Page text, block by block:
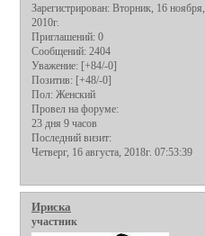
Зарегистрирован: Вторник, 16 ноября,
2010г.
Приглашений: 0
Сообщений: 2404
Уважение: [+84/-0]
Позитив: [+48/-0]
Пол: Женский
Провел на форуме:
23 дня 9 часов
Последний визит:
Четверг, 16 августа, 2018г. 07:53:39
Ириска
участник